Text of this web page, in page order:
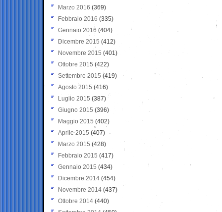
Marzo 2016 (369)
Febbraio 2016 (335)
Gennaio 2016 (404)
Dicembre 2015 (412)
Novembre 2015 (401)
Ottobre 2015 (422)
Settembre 2015 (419)
Agosto 2015 (416)
Luglio 2015 (387)
Giugno 2015 (396)
Maggio 2015 (402)
Aprile 2015 (407)
Marzo 2015 (428)
Febbraio 2015 (417)
Gennaio 2015 (434)
Dicembre 2014 (454)
Novembre 2014 (437)
Ottobre 2014 (440)